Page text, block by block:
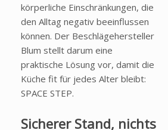
körperliche Einschränkungen, die
den Alltag negativ beeinflussen
können. Der Beschlägehersteller
Blum stellt darum eine
praktische Lösung vor, damit die
Küche fit für jedes Alter bleibt:
SPACE STEP.
Sicherer Stand, nichts